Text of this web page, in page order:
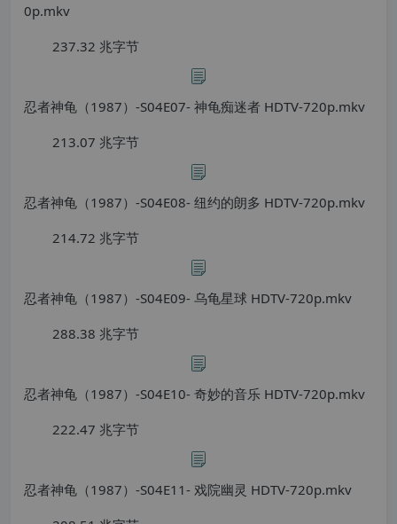
0p.mkv
237.32 兆字节
忍者神龟（1987）-S04E07- 神龟痴迷者 HDTV-720p.mkv
213.07 兆字节
忍者神龟（1987）-S04E08- 纽约的朗多 HDTV-720p.mkv
214.72 兆字节
忍者神龟（1987）-S04E09- 乌龟星球 HDTV-720p.mkv
288.38 兆字节
忍者神龟（1987）-S04E10- 奇妙的音乐 HDTV-720p.mkv
222.47 兆字节
忍者神龟（1987）-S04E11- 戏院幽灵 HDTV-720p.mkv